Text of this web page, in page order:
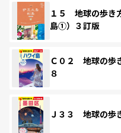
１５ 地球の歩
島①）３訂版
Ｃ０２ 地球の歩
８
Ｊ３３ 地球の歩